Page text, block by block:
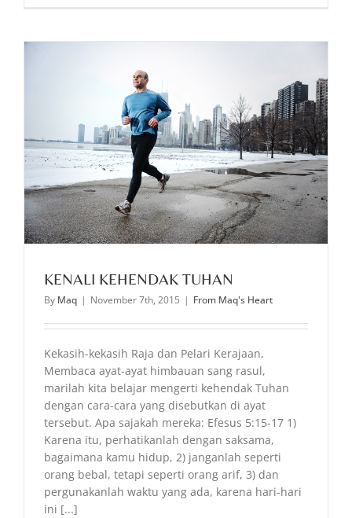
KENALI KEHENDAK TUHAN
By Maq | November 7th, 2015 | From Maq's Heart
Kekasih-kekasih Raja dan Pelari Kerajaan,
Membaca ayat-ayat himbauan sang rasul,
marilah kita belajar mengerti kehendak Tuhan
dengan cara-cara yang disebutkan di ayat
tersebut. Apa sajakah mereka: Efesus 5:15-17 1)
Karena itu, perhatikanlah dengan saksama,
bagaimana kamu hidup, 2) janganlah seperti
orang bebal, tetapi seperti orang arif, 3) dan
pergunakanlah waktu yang ada, karena hari-hari
ini [...]